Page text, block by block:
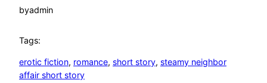
byadmin
Tags:
erotic fiction, romance, short story, steamy neighbor
affair short story